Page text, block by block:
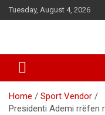
k
t
c
Tuesday, August 4, 2026
Home
Sport Vendor
Presidenti Ademi rrëfen